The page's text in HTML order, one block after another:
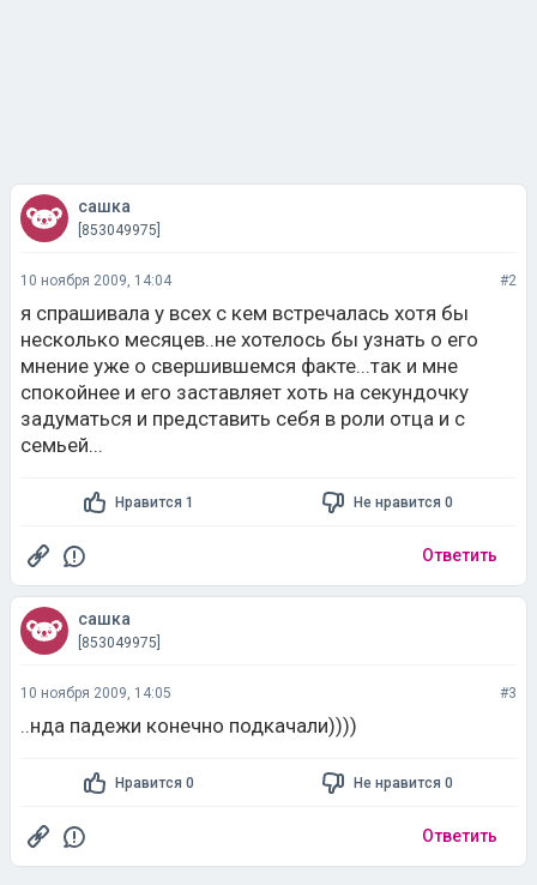
сашка
[853049975]
10 ноября 2009, 14:04 #2
я спрашивала у всех с кем встречалась хотя бы
несколько месяцев..не хотелось бы узнать о его
мнение уже о свершившемся факте...так и мне
спокойнее и его заставляет хоть на секундочку
задуматься и представить себя в роли отца и с
семьей...
Нравится 1 Не нравится 0
Ответить
сашка
[853049975]
10 ноября 2009, 14:05 #3
..нда падежи конечно подкачали))))
Нравится 0 Не нравится 0
Ответить